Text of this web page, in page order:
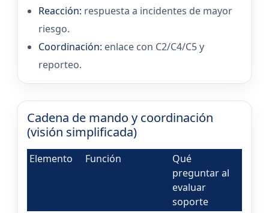
Reacción: respuesta a incidentes de mayor
riesgo.
Coordinación: enlace con C2/C4/C5 y
reporteo.
Cadena de mando y coordinación
(visión simplificada)
Elemento Función
Qué
preguntar al
evaluar
soporte